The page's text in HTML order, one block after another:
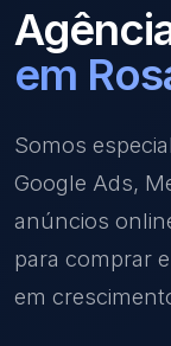
em
Somos
Google Ads,
anúncios
para comprar
em